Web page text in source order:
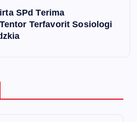
SPd Terima
Terfavorit Sosiologi